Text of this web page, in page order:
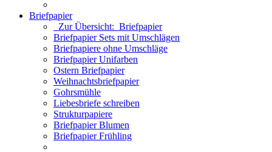
Briefpapier
Zur Übersicht: Briefpapier
Briefpapier Sets mit Umschlägen
Briefpapiere ohne Umschläge
Briefpapier Unifarben
Ostern Briefpapier
Weihnachtsbriefpapier
Gohrsmühle
Liebesbriefe schreiben
Strukturpapiere
Briefpapier Blumen
Briefpapier Frühling